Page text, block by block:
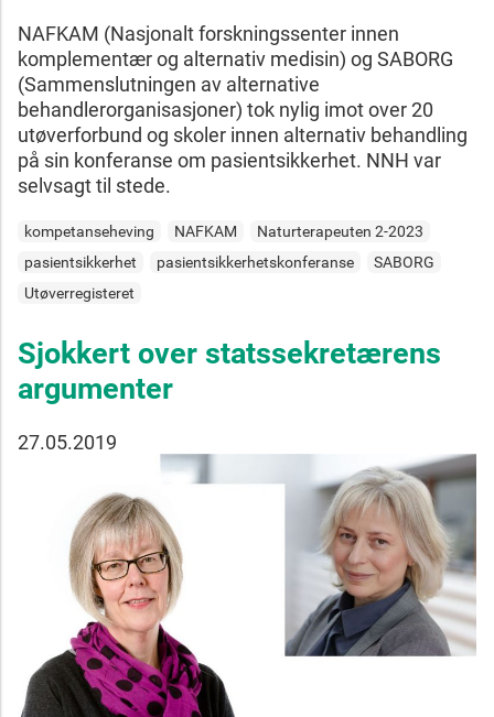
NAFKAM (Nasjonalt forskningssenter innen
komplementær og alternativ medisin) og SABORG
(Sammenslutningen av alternative
behandlerorganisasjoner) tok nylig imot over 20
utøverforbund og skoler innen alternativ behandling
på sin konferanse om pasientsikkerhet. NNH var
selvsagt til stede.
kompetanseheving NAFKAM
Naturterapeuten 2-2023
pasientsikkerhet
pasientsikkerhetskonferanse
SABORG
Utøverregisteret
Sjokkert over statssekretærens
argumenter
27.05.2019